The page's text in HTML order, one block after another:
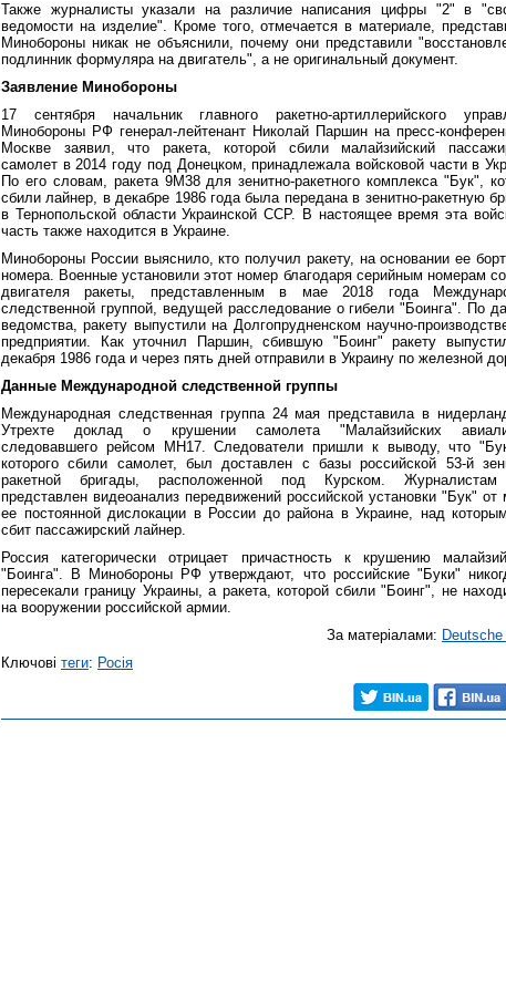
Также журналисты указали на различие написания цифры "2" в
ведомости на изделие". Кроме того, отмечается в материале,
Минобороны никак не объяснили, почему они представили
подлинник формуляра на двигатель", а не оригинальный документ.
Заявление Минобороны
17 сентября начальник главного ракетно-артиллерийского
Минобороны РФ генерал-лейтенант Николай Паршин на пресс-
Москве заявил, что ракета, которой сбили малайзийский
самолет в 2014 году под Донецком, принадлежала войсковой части в
По его словам, ракета 9М38 для зенитно-ракетного комплекса "Бук",
сбили лайнер, в декабре 1986 года была передана в зенитно-ракетную
в Тернопольской области Украинской ССР. В настоящее время эта
часть также находится в Украине.
Минобороны России выяснило, кто получил ракету, на основании ее
номера. Военные установили этот номер благодаря серийным номерам
двигателя ракеты, представленным в мае 2018 года
следственной группой, ведущей расследование о гибели "Боинга". По
ведомства, ракету выпустили на Долгопрудненском научно-
предприятии. Как уточнил Паршин, сбившую "Боинг" ракету
декабря 1986 года и через пять дней отправили в Украину по железной
Данные Международной следственной группы
Международная следственная группа 24 мая представила в
Утрехте доклад о крушении самолета "Малайзийских
следовавшего рейсом MH17. Следователи пришли к выводу, что
которого сбили самолет, был доставлен с базы российской 53-й
ракетной бригады, расположенной под Курском.
представлен видеоанализ передвижений российской установки "Бук" от
ее постоянной дислокации в России до района в Украине, над
сбит пассажирский лайнер.
Россия категорически отрицает причастность к крушению
"Боинга". В Минобороны РФ утверждают, что российские "Буки"
пересекали границу Украины, а ракета, которой сбили "Боинг", не
на вооружении российской армии.
За матеріалами:
Ключові теги: Росія